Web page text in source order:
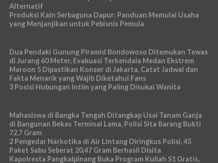
Alternatif
Produksi Kain Serbaguna Dapur: Panduan Memulai Usaha
yang Menjanjikan untuk Pebisnis Pemula
Dua Pendaki Gunung Piramid Bondowoso Ditemukan Tewas
di Jurang 60 Meter, Evakuasi Terkendala Medan Ekstrem
Maroon 5 Dipastikan Konser di Jakarta, Catat Jadwal dan
Fakta Menarik yang Wajib Diketahui Fans
3 Posisi Hubungan Intim yang Paling Disukai Wanita
Mahasiswa di Bangka Tengah Ditangkap Usai Tanam Ganja
di Bangunan Bekas Terminal Lama, Polisi Sita Barang Bukti
72,7 Gram
2 Pengedar Narkotika di Air Lintang Diringkus Polisi, 45
Paket Sabu Seberat 20,47 Gram Berhasil Disita
Kapolresta Pangkalpinang Buka Program Kuliah S1 Gratis,